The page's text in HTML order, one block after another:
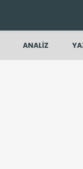
ANALİZ